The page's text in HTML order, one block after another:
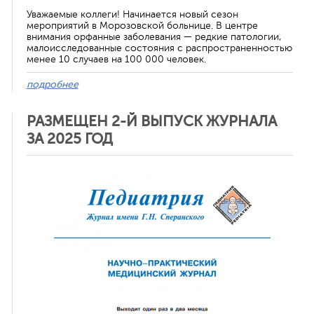
Уважаемые коллеги! Начинается новый сезон
мероприятий в Морозовской больнице. В центре
внимания орфанные заболевания — редкие патологии,
малоисследованные состояния с распространенностью
менее 10 случаев на 100 000 человек.
подробнее
РАЗМЕЩЕН 2-Й ВЫПУСК ЖУРНАЛА
ЗА 2025 ГОД